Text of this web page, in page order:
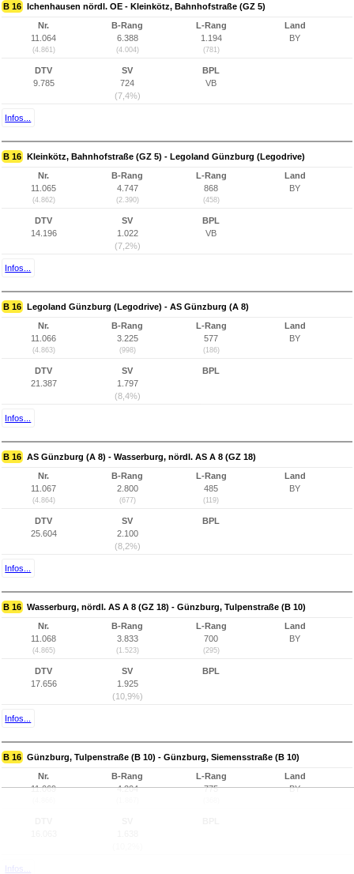
B 16 Ichenhausen nördl. OE - Kleinkötz, Bahnhofstraße (GZ 5)
Nr.
11.064
(4.861)
B-Rang
6.388
(4.004)
L-Rang
1.194
(781)
Land
BY
DTV
9.785
SV
724
(7,4%)
BPL
VB
Infos...
B 16 Kleinkötz, Bahnhofstraße (GZ 5) - Legoland Günzburg (Legodrive)
Nr.
11.065
(4.862)
B-Rang
4.747
(2.390)
L-Rang
868
(458)
Land
BY
DTV
14.196
SV
1.022
(7,2%)
BPL
VB
Infos...
B 16 Legoland Günzburg (Legodrive) - AS Günzburg (A 8)
Nr.
11.066
(4.863)
B-Rang
3.225
(998)
L-Rang
577
(186)
Land
BY
DTV
21.387
SV
1.797
(8,4%)
BPL
Infos...
B 16 AS Günzburg (A 8) - Wasserburg, nördl. AS A 8 (GZ 18)
Nr.
11.067
(4.864)
B-Rang
2.800
(677)
L-Rang
485
(119)
Land
BY
DTV
25.604
SV
2.100
(8,2%)
BPL
Infos...
B 16 Wasserburg, nördl. AS A 8 (GZ 18) - Günzburg, Tulpenstraße (B 10)
Nr.
11.068
(4.865)
B-Rang
3.833
(1.523)
L-Rang
700
(295)
Land
BY
DTV
17.656
SV
1.925
(10,9%)
BPL
Infos...
B 16 Günzburg, Tulpenstraße (B 10) - Günzburg, Siemensstraße (B 10)
Nr.
11.069
B-Rang
4.204
L-Rang
775
Land
BY
Infos...